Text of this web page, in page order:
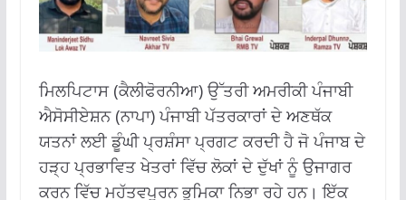
ਮਿਲਪਿਟਾਸ (ਕੈਲੀਫੋਰਨੀਆ) ਉੱਤਰੀ ਅਮਰੀਕੀ ਪੰਜਾਬੀ
ਐਸੋਸੀਏਸ਼ਨ (ਨਾਪਾ) ਪੰਜਾਬੀ ਪੱਤਰਕਾਰਾਂ ਦੇ ਅਣਥੱਕ
ਯਤਨਾਂ ਲਈ ਡੂੰਘੀ ਪ੍ਰਸ਼ੰਸਾ ਪ੍ਰਗਟ ਕਰਦੀ ਹੈ ਜੋ ਪੰਜਾਬ ਦੇ
ਹੜ੍ਹ ਪ੍ਰਭਾਵਿਤ ਖੇਤਰਾਂ ਵਿੱਚ ਲੋਕਾਂ ਦੇ ਦੁੱਖਾਂ ਨੂੰ ਉਜਾਗਰ
ਕਰਨ ਵਿੱਚ ਮਹੱਤਵਪੂਰਨ ਭੂਮਿਕਾ ਨਿਭਾ ਰਹੇ ਹਨ। ਇੱਕ